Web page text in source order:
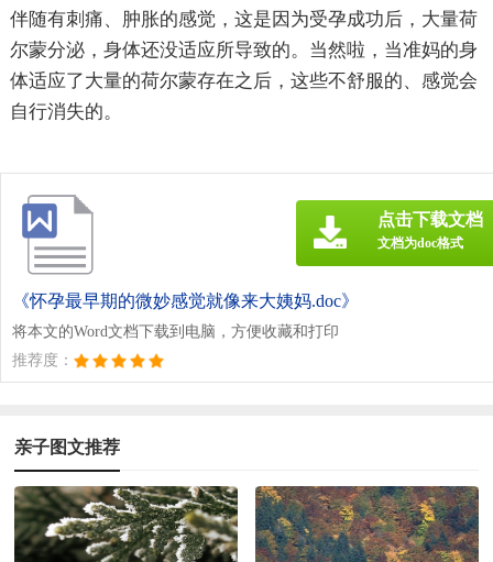
伴随有刺痛、肿胀的感觉，这是因为受孕成功后，大量荷
尔蒙分泌，身体还没适应所导致的。当然啦，当准妈的身
体适应了大量的荷尔蒙存在之后，这些不舒服的、感觉会
自行消失的。
《怀孕最早期的微妙感觉就像来大姨妈.doc》
将本文的Word文档下载到电脑，方便收藏和打印
推荐度：
点击下载文档
文档为doc格式
亲子图文推荐